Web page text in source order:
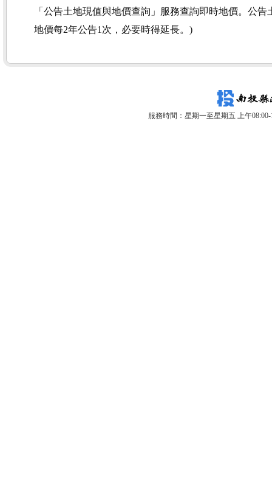
「公告土地現值與地價查詢」服務查詢即時地價。公
地價每2年公告1次，必要時得延長。)
服務時間：星期一至星期五 上午